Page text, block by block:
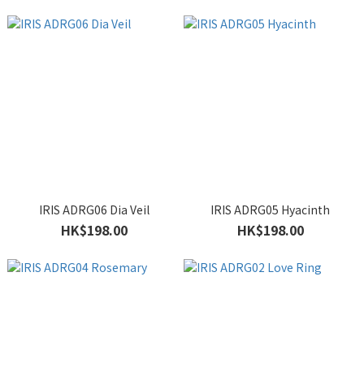
IRIS ADRG06 Dia Veil
HK$198.00
IRIS ADRG05 Hyacinth
HK$198.00